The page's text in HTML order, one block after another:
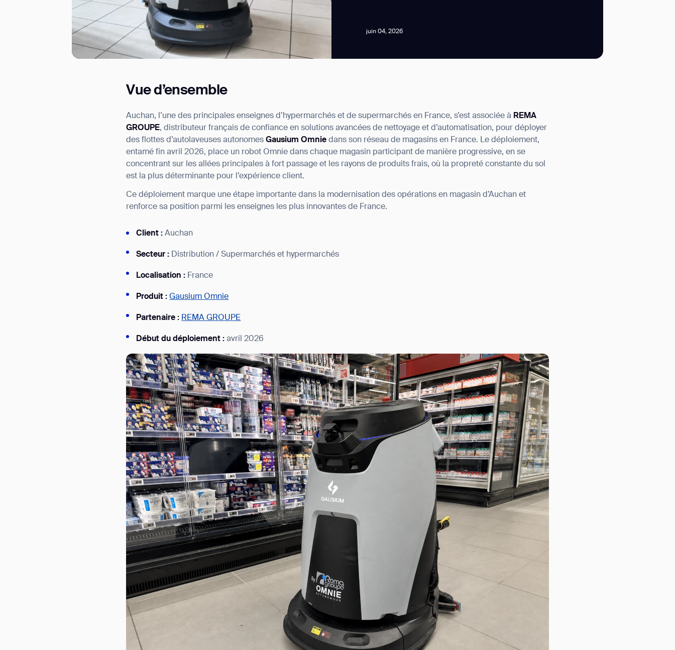
juin 04, 2026
Vue d’ensemble
Auchan, l’une des principales enseignes d’hypermarchés et de supermarchés en France, s’est associée à REMA
GROUPE, distributeur français de confiance en solutions avancées de nettoyage et d’automatisation, pour déployer
des flottes d’autolaveuses autonomesGausium Omnie dans son réseau de magasins en France. Le déploiement,
entamé fin avril 2026, place un robot Omnie dans chaque magasin participant de manière progressive, en se
concentrant sur les allées principales à fort passage et les rayons de produits frais, où la propreté constante du sol
est la plus déterminante pour l’expérience client.
Ce déploiement marque une étape importante dans la modernisation des opérations en magasin d’Auchan et
renforce sa position parmi les enseignes les plus innovantes de France.
Client :Auchan
Secteur : Distribution / Supermarchés et hypermarchés
Localisation : France
Produit :Gausium Omnie
Partenaire : REMA GROUPE
Début du déploiement :avril 2026
I agree to receive the latest news from Gausium. I am aware that I can unsubscribe at any time.
By clicking “Submit”, I authorize Gausium to contact me.Privacy Policy.